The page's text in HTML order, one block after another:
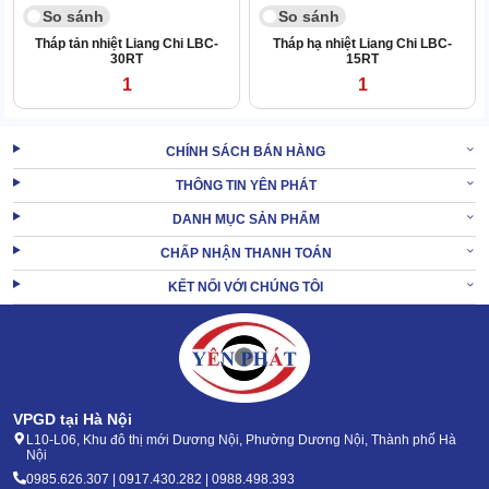
Bộ phận này được đặt bên dưới hệ thống phun, giúp chặn bớt tốc
độ dòng chảy, mở rộng khu vực tiếp xúc của nước.
Nhờ linh kiện này,
tháp giải nhiệt
sẽ cắt giảm nước khi làm việc,
vẫn giữ được khả năng làm mát.
1.4. Động cơ quạt gió êm ái
Model tháp làm mát Liang Chi LBC-300RT được trang bị ổ quạt
làm mát trực tiếp, quay với tốc độ nhỏ nhưng lượng hơi gió tối ưu.
So sánh
Tháp tản nhiệt Liang Chi LBC-
30RT
1
So sánh
Tháp hạ nhiệt Liang Chi LBC-
15RT
1
CHÍNH SÁCH BÁN HÀNG
THÔNG TIN YÊN PHÁT
DANH MỤC SẢN PHẨM
CHẤP NHẬN THANH TOÁN
KẾT NỐI VỚI CHÚNG TÔI
VPGD tại Hà Nội
L10-L06, Khu đô thị mới Dương Nội, Phường Dương Nội, Thành phố Hà
Nội
0985.626.307 | 0917.430.282 | 0988.498.393